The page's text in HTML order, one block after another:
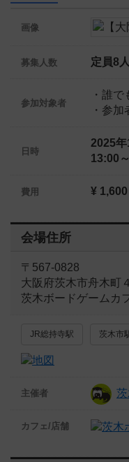
画像
募集人数 定員8人
参加対象者
・誰
・参
日時
2025年
13:00
費用 ¥ 1,600
会場住所
〒567-0828
大阪府茨木市舟木町
茨木ボードゲームカ
JR総持寺駅 茨木市
主催者
カフェ/店舗